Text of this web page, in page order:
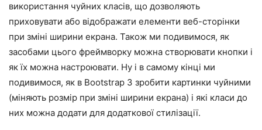
використання чуйних класів, що дозволяють
приховувати або відображати елементи веб-сторінки
при зміні ширини екрана. Також ми подивимося, як
засобами цього фреймворку можна створювати кнопки і
як їх можна настроювати. Ну і в самому кінці ми
подивимося, як в Bootstrap 3 зробити картинки чуйними
(міняють розмір при зміні ширини екрана) і які класи до
них можна додати для додаткової стилізації.